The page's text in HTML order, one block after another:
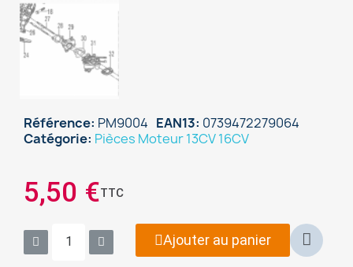
Référence PM9004 EAN13 0739472279064
Catégorie Pièces Moteur 13CV 16CV
5,50 €TTC
Ajouter au panier
Sign in
wish list.